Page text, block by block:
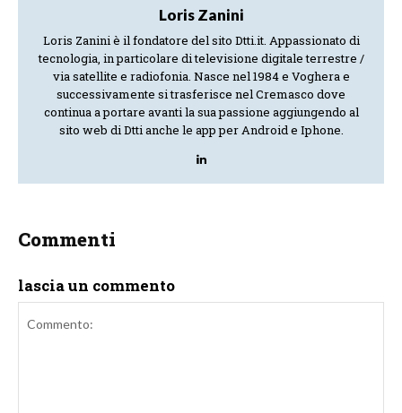
Loris Zanini
Loris Zanini è il fondatore del sito Dtti.it. Appassionato di
tecnologia, in particolare di televisione digitale terrestre /
via satellite e radiofonia. Nasce nel 1984 e Voghera e
successivamente si trasferisce nel Cremasco dove
continua a portare avanti la sua passione aggiungendo al
sito web di Dtti anche le app per Android e Iphone.
Commenti
lascia un commento